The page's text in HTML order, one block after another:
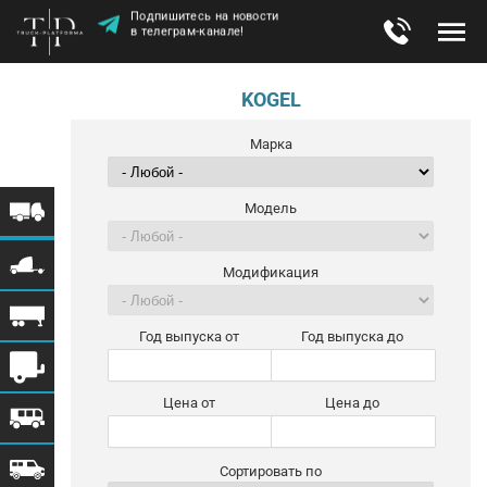
Подпишитесь на новости
в телеграм-канале!
KOGEL
Марка
Модель
Модификация
Год выпуска от Год выпуска до
Цена от Цена до
Сортировать по